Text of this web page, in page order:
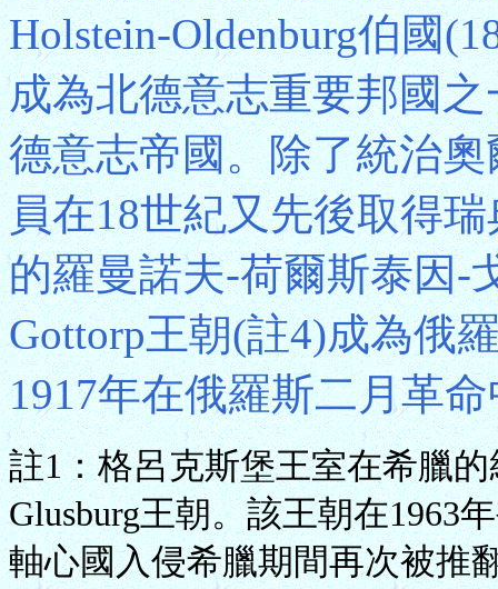
Holstein-Oldenburg伯國
成為北德意志重要邦國
德意志帝國。除了統治
員在18世紀又先後取得
的羅曼諾夫-荷爾斯泰因-
Gottorp王朝(註4)成為俄
1917年在俄羅斯二月革
註1：格呂克斯堡王室在希臘
Glusburg王朝。該王朝在1963
軸心國入侵希臘期間再次被推